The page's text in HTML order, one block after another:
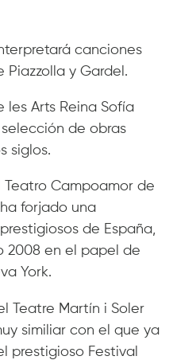
canciones
Piazzolla y Gardel.
les Arts Reina Sofía
de obras
siglos.
Teatro Campoamor de
forjado una
de España,
2008 en el papel de
York.
Teatre Martín i Soler
similiar con el que ya
prestigioso Festival